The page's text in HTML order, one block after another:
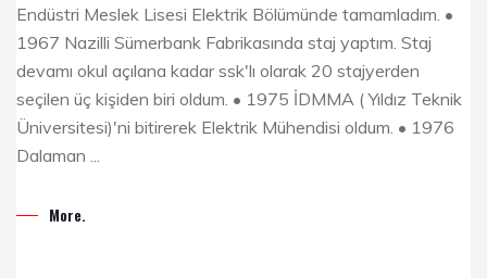
Endüstri Meslek Lisesi Elektrik Bölümünde tamamladım. •
1967 Nazilli Sümerbank Fabrikasında staj yaptım. Staj
devamı okul açılana kadar ssk'lı olarak 20 stajyerden
seçilen üç kişiden biri oldum. • 1975 İDMMA ( Yıldız Teknik
Üniversitesi)'ni bitirerek Elektrik Mühendisi oldum. • 1976
Dalaman ...
More.